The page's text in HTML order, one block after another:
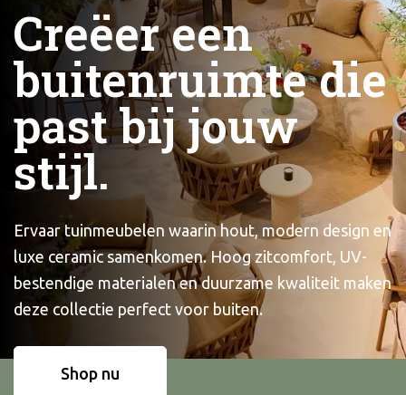
Creëer een
buitenruimte die
past bij jouw
stijl.
Ervaar tuinmeubelen waarin hout, modern design en
luxe ceramic samenkomen. Hoog zitcomfort, UV-
bestendige materialen en duurzame kwaliteit maken
deze collectie perfect voor buiten.
Shop nu